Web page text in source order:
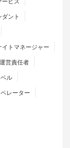
ント
イトマネージャー
営責任者
ル
レーター